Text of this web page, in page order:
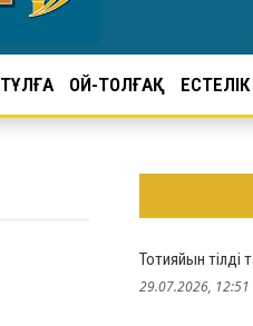
ТҰЛҒА ОЙ-ТОЛҒАҚ ЕСТЕЛІК
Тотияйын тілді
29.07.2026, 12:51